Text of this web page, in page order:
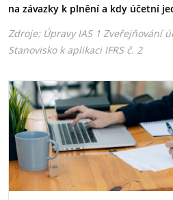
na závazky k plnění a kdy účetní
Zdroje: Úpravy IAS 1 Zveřejňování
Stanovisko k aplikaci IFRS č. 2